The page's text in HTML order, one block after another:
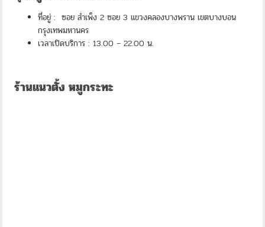
ที่อยู่ : ซอย สำเพ็ง 2 ซอย 3 แขวงคลองบางพราน เขตบางบอน
กรุงเทพมหานคร
เวลาเปิดบริการ : 13.00 – 22.00 น.
ร้านแนวตั้ง หมูกระทะ